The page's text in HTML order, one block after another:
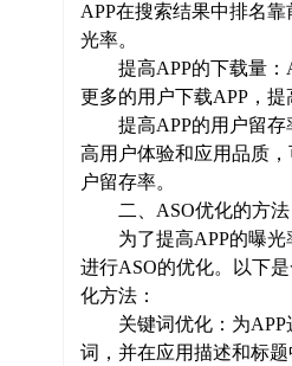
APP在搜索结果中排名
光率。
提高APP的下载量：
更多的用户下载APP，提
提高APP的用户留存
高用户体验和应用品质，
户留存率。
二、ASO优化的方法
为了提高APP的曝光
进行ASO的优化。以下
化方法：
关键词优化：为APP
词，并在应用描述和标